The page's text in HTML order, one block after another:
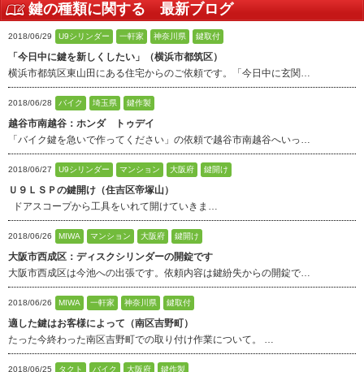
鍵の種類に関する 最新ブログ
2018/06/29 U9シリンダー 一軒家 神奈川県 鍵取付
「今日中に鍵を新しくしたい」（横浜市都筑区）
横浜市都筑区東山田にある住宅からのご依頼です。「今日中に玄関…
2018/06/28 バイク 埼玉県 鍵作製
越谷市南越谷：ホンダ トゥデイ
「バイク鍵を急いで作ってください」の依頼で越谷市南越谷へいっ…
2018/06/27 U9シリンダー マンション 大阪府 鍵開け
Ｕ９ＬＳＰの鍵開け（住吉区帝塚山）
ドアスコープから工具をいれて開けていきま…
2018/06/26 MIWA マンション 大阪府 鍵開け
大阪市西成区：ディスクシリンダーの開錠です
大阪市西成区は今池への出張です。依頼内容は鍵紛失からの開錠で…
2018/06/26 MIWA 一軒家 神奈川県 鍵取付
適した鍵はお客様によって（南区吉野町）
たった今終わった南区吉野町での取り付け作業について。 …
2018/06/25 タクト バイク 大阪府 鍵作製